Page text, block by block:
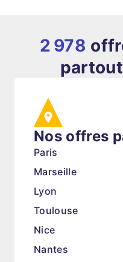
2 978
Nos offres
Paris
Marseille
Lyon
Toulouse
Nice
Nantes